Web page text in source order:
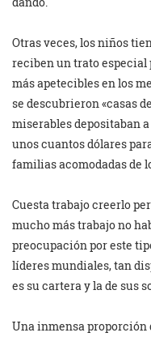
Otras veces, los niños
reciben un trato especial
más apetecibles en los
se descubrieron «casas
miserables depositaban
unos cuantos dólares
familias acomodadas de
Cuesta trabajo creerlo
mucho más trabajo no
preocupación por este
líderes mundiales, tan
es su cartera y la de sus
Una inmensa proporción